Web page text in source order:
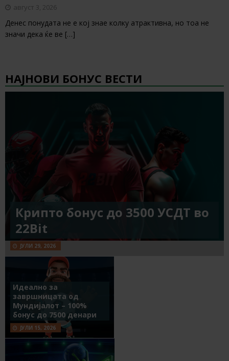
август 3, 2026
Денес понудата не е кој знае колку атрактивна, но тоа не
значи дека ќе ве […]
НАЈНОВИ БОНУС ВЕСТИ
Крипто бонус до 3500 УСДТ во
22Bit
ЈУЛИ 29, 2026
Идеално за
завршницата од
Мундијалот – 100%
бонус до 7500 денари
ЈУЛИ 15, 2026